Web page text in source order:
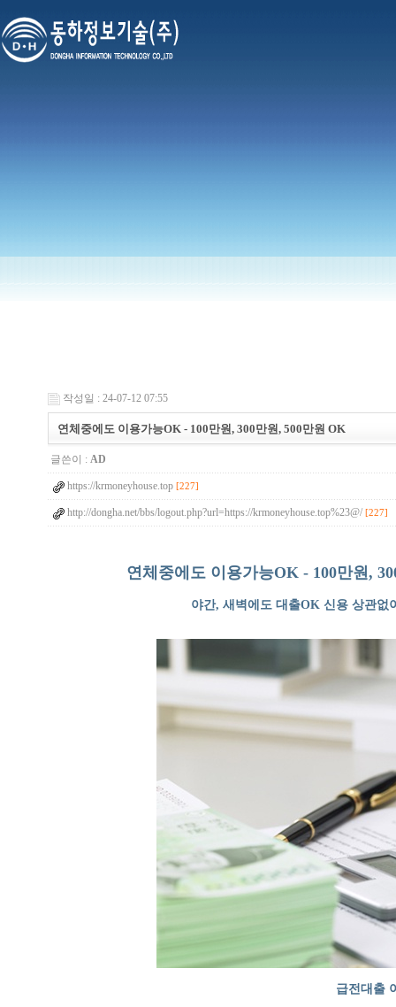
작성일 : 24-07-12 07:55
연체중에도 이용가능OK - 100만원, 300만원, 500만원 OK
글쓴이 : AD
https://krmoneyhouse.top [227]
http://dongha.net/bbs/logout.php?url=https://krmoneyhouse.top%23@/ [227]
연체중에도 이용가능OK - 100만원,
야간, 새벽에도 대출OK 신용 상관없
급전대출